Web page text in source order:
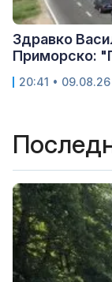
Здравко
Приморско:
20:41 • 09.08.26